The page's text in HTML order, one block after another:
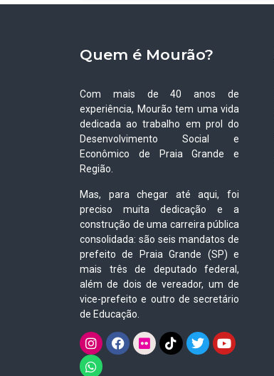
Quem é Mourão?
Com mais de 40 anos de
experiência, Mourão tem uma vida
dedicada ao trabalho em prol do
Desenvolvimento Social e
Econômico de Praia Grande e
Região.
Mas, para chegar até aqui, foi
preciso muita dedicação e a
construção de uma carreira pública
consolidada: são seis mandatos de
prefeito de Praia Grande (SP) e
mais três de deputado federal,
além de dois de vereador, um de
vice-prefeito e outro de secretário
de Educação.